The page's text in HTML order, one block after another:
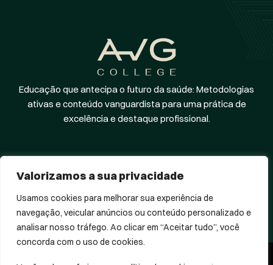
Valorizamos a sua privacidade
Usamos cookies para melhorar sua experiência de
navegação, veicular anúncios ou conteúdo personalizado e
analisar nosso tráfego. Ao clicar em “Aceitar tudo”, você
concorda com o uso de cookies.
Educação que antecipa o futuro da saúde: Metodologias
ativas e conteúdo vanguardista para uma prática de
excelência e destaque profissional.
Central de Privacidade Whatsapp